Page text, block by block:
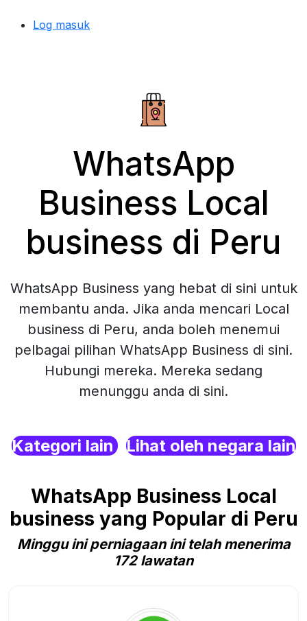
Log masuk
WhatsApp
Business Local
business di Peru
WhatsApp Business yang hebat di sini untuk
membantu anda. Jika anda mencari Local
business di Peru, anda boleh menemui
pelbagai pilihan WhatsApp Business di sini.
Hubungi mereka. Mereka sedang
menunggu anda di sini.
Kategori lain Lihat oleh negara lain
WhatsApp Business Local
business yang Popular di Peru
Minggu ini perniagaan ini telah menerima
172 lawatan